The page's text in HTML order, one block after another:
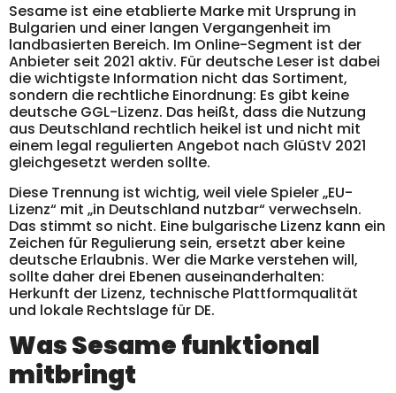
Sesame ist eine etablierte Marke mit Ursprung in
Bulgarien und einer langen Vergangenheit im
landbasierten Bereich. Im Online-Segment ist der
Anbieter seit 2021 aktiv. Für deutsche Leser ist dabei
die wichtigste Information nicht das Sortiment,
sondern die rechtliche Einordnung: Es gibt keine
deutsche GGL-Lizenz. Das heißt, dass die Nutzung
aus Deutschland rechtlich heikel ist und nicht mit
einem legal regulierten Angebot nach GlüStV 2021
gleichgesetzt werden sollte.
Diese Trennung ist wichtig, weil viele Spieler „EU-
Lizenz“ mit „in Deutschland nutzbar“ verwechseln.
Das stimmt so nicht. Eine bulgarische Lizenz kann ein
Zeichen für Regulierung sein, ersetzt aber keine
deutsche Erlaubnis. Wer die Marke verstehen will,
sollte daher drei Ebenen auseinanderhalten:
Herkunft der Lizenz, technische Plattformqualität
und lokale Rechtslage für DE.
Was Sesame funktional
mitbringt